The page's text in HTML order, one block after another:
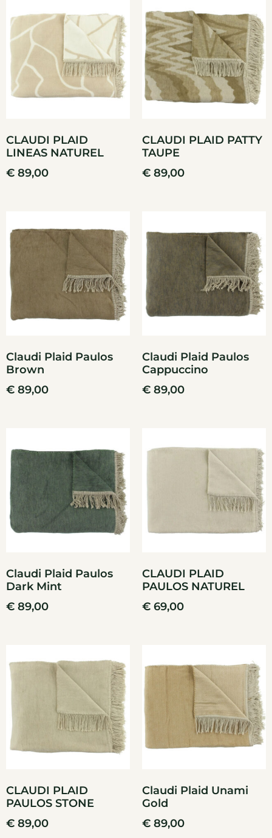
CLAUDI PLAID
LINEAS NATUREL
€ 89,00
CLAUDI PLAID PATTY
TAUPE
€ 89,00
Claudi Plaid Paulos
Brown
€ 89,00
Claudi Plaid Paulos
Cappuccino
€ 89,00
Claudi Plaid Paulos
Dark Mint
€ 89,00
CLAUDI PLAID
PAULOS NATUREL
€ 69,00
CLAUDI PLAID
PAULOS STONE
€ 89,00
Claudi Plaid Unami
Gold
€ 89,00